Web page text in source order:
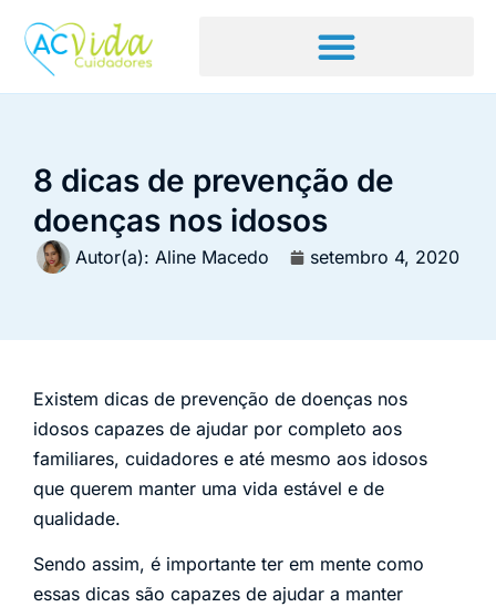
8 dicas de prevenção de
doenças nos idosos
Autor(a): Aline Macedo setembro 4, 2020
Existem dicas de prevenção de doenças nos
idosos capazes de ajudar por completo aos
familiares, cuidadores e até mesmo aos idosos
que querem manter uma vida estável e de
qualidade.
Sendo assim, é importante ter em mente como
essas dicas são capazes de ajudar a manter